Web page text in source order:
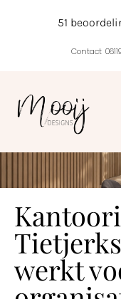
51
Contact
werkt